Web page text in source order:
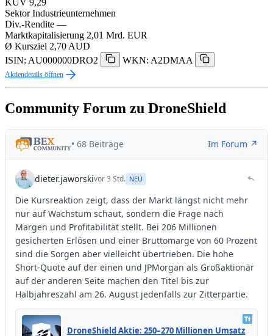
Sektor Industrieunternehmen
Div.-Rendite —
Marktkapitalisierung 2,01 Mrd. EUR
Ø Kursziel 2,70 AUD
ISIN: AU000000DRO2
WKN: A2DMAA
Aktiendetails öffnen
Community Forum zu DroneShield